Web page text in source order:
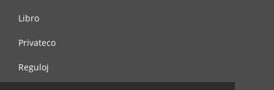
Libro
Privateco
Reguloj